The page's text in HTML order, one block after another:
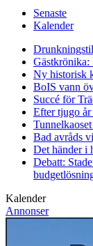
Senaste
Kalender
Gästkrönika:
Ny historisk
BoIS vann
Succé för
Efter tjugo
Bad avråds
Det händer i
Debatt:
Kalender
Annonser